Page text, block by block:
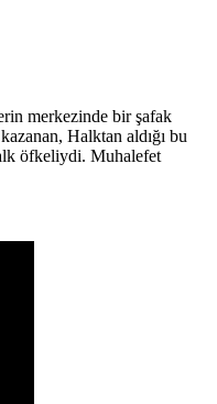
merkezinde bir şafak
Halktan aldığı bu
öfkeliydi. Muhalefet